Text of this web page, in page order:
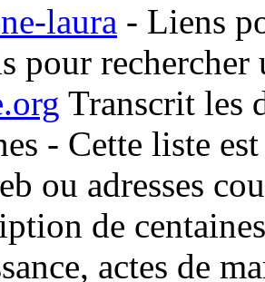
laura - Liens
pour
Transcrit les
- Cette liste
ou adresses
de
actes de